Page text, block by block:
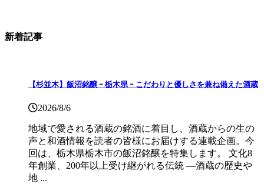
新着記事
【杉並木】飯沼銘醸 ｰ 栃木県 ｰ こだわりと優しさを兼ね備えた酒蔵
2026/8/6
地域で愛される酒蔵の銘酒に着目し、酒蔵からの生の
声と和酒情報を読者の皆様にお届けする連載企画。今
回は、栃木県栃木市の飯沼銘醸を特集します。 文化8
年創業、200年以上受け継がれる伝統 ―酒蔵の歴史や
地 ...